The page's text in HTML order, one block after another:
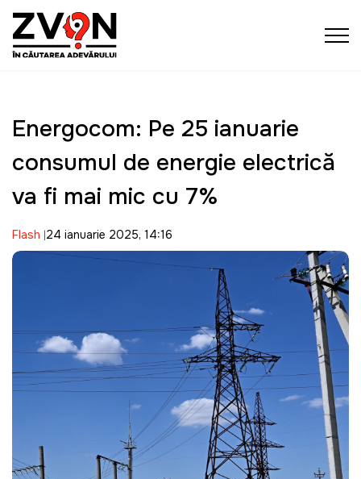
Energocom: Pe 25 ianuarie
consumul de energie electrică
va fi mai mic cu 7%
Flash 24 ianuarie 2025, 14:16